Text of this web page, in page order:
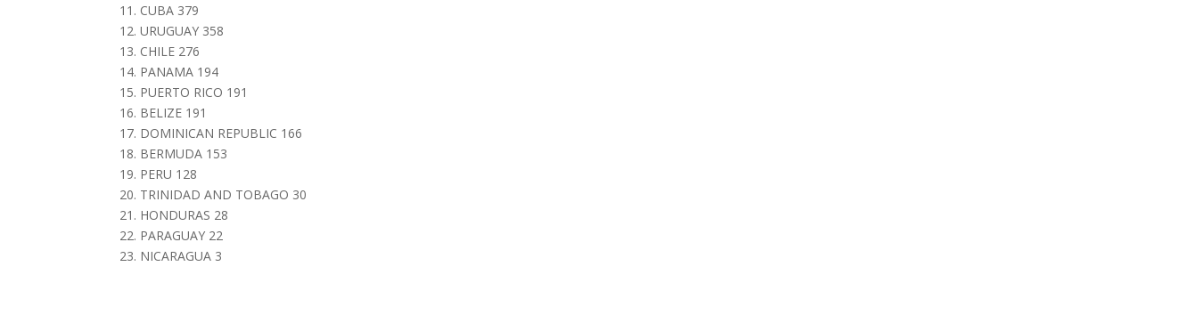
11. CUBA 379
12. URUGUAY 358
13. CHILE 276
14. PANAMA 194
15. PUERTO RICO 191
16. BELIZE 191
17. DOMINICAN REPUBLIC 166
18. BERMUDA 153
19. PERU 128
20. TRINIDAD AND TOBAGO 30
21. HONDURAS 28
22. PARAGUAY 22
23. NICARAGUA 3